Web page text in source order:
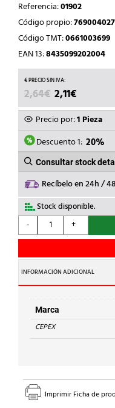
Referencia:01902
Código propio:769004027
Código TMT:0661003699
EAN 13:8435099202004
2,64€ EL
PRECIO
ORIGINAL
ERA:
2,64€.
2,11€
ACTUAL
ES:
2,11€.
Precio por:1 Pieza
Descuento 1: 20%
Consultar stock
Recíbelo en 24h /
Stock disponible.
-
CEPEX
-
DOBLE
ROSCA
PVC
1.1/4"
cantidad
+
INFORMACIÓN ADICIONAL
Marca
CEPEX
Imprimir Ficha de